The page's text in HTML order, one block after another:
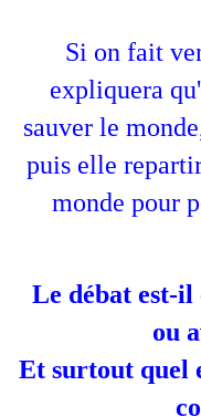
Si on fait
expliquera
sauver le
puis elle
monde pour
Le débat est-il
ou
Et surtout quel